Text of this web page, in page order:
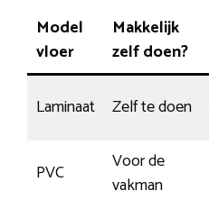
Model
vloer
Makkelijk
zelf doen?
Laminaat Zelf te doen
PVC
Voor de
vakman